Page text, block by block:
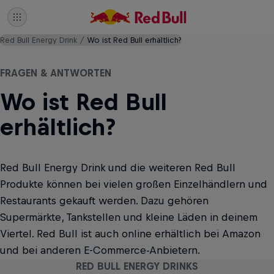
Red Bull Energy Drink Wo ist Red Bull erhältlich?
FRAGEN & ANTWORTEN
Wo ist Red Bull
erhältlich?
Red Bull Energy Drink und die weiteren Red Bull
Produkte können bei vielen großen Einzelhändlern und
Restaurants gekauft werden. Dazu gehören
Supermärkte, Tankstellen und kleine Läden in deinem
Viertel. Red Bull ist auch online erhältlich bei Amazon
und bei anderen E-Commerce-Anbietern.
RED BULL ENERGY DRINKS
RED BULL ENERGY DRINKS
RED BULL ENERGY DRINKS
RED BULL ENERGY DRINKS
RED BULL ENERGY DRINKS
RED BULL ENERGY DRINKS
RED BULL ENERGY DRINKS
RED BULL ENERGY DRINKS
RED BULL ENERGY DRINKS
RED BULL ENERGY DRINKS
RED BULL ENERGY DRINKS
RED BULL ENERGY DRINKS
RED BULL ENERGY DRINKS
RED BULL ENERGY DRINKS